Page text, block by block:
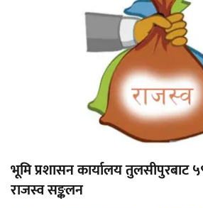
भूमि प्रशासन कार्यालय तुलसीपुरबाट
राजस्व सङ्कलन